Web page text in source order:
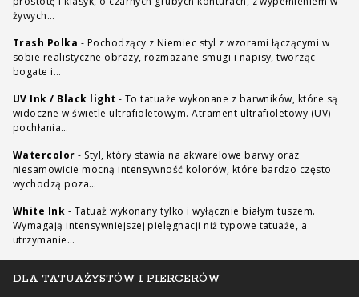
DLA TATUAŻYSTÓW I PIERCERÓW
żywych…
Trash Polka - Pochodzący z Niemiec styl z wzorami łączącymi w
sobie realistyczne obrazy, rozmazane smugi i napisy, tworząc
bogate i…
UV Ink / Black light - To tatuaże wykonane z barwników, które są
widoczne w świetle ultrafioletowym. Atrament ultrafioletowy (UV)
pochłania…
Watercolor - Styl, który stawia na akwarelowe barwy oraz
niesamowicie mocną intensywność kolorów, które bardzo często
wychodzą poza…
White Ink - Tatuaż wykonany tylko i wyłącznie białym tuszem.
Wymagają intensywniejszej pielęgnacji niż typowe tatuaże, a
utrzymanie…